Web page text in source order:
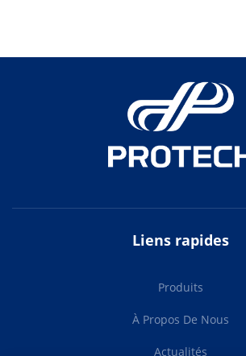
Liens rapides
Produits
À Propos De Nous
Actualités